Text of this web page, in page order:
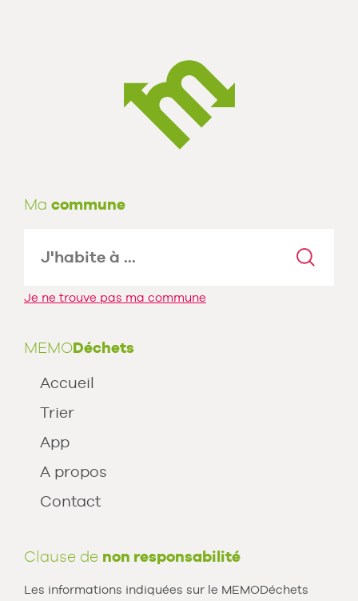
Ma commune
Je ne trouve pas ma commune
MEMODéchets
Accueil
Trier
App
A propos
Contact
Clause de non responsabilité
Les informations indiquées sur le MEMODéchets